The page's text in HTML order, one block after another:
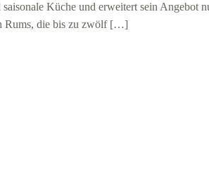
Küche und erweitert sein Angebot
Rums, die bis zu zwölf […]